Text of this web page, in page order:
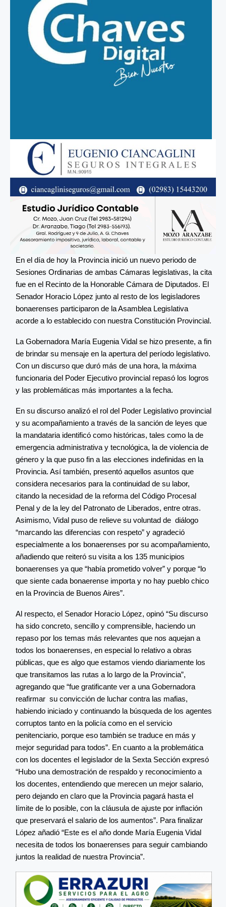
En el día de hoy la Provincia inició un nuevo periodo de
Sesiones Ordinarias de ambas Cámaras legislativas, la cita
fue en el Recinto de la Honorable Cámara de Diputados. El
Senador Horacio López junto al resto de los legisladores
bonaerenses participaron de la Asamblea Legislativa
acorde a lo establecido con nuestra Constitución Provincial.
La Gobernadora María Eugenia Vidal se hizo presente, a fin
de brindar su mensaje en la apertura del período legislativo.
Con un discurso que duró más de una hora, la máxima
funcionaria del Poder Ejecutivo provincial repasó los logros
y las problemáticas más importantes a la fecha.
En su discurso analizó el rol del Poder Legislativo provincial
y su acompañamiento a través de la sanción de leyes que
la mandataria identificó como históricas, tales como la de
emergencia administrativa y tecnológica, la de violencia de
género y la que puso fin a las elecciones indefinidas en la
Provincia. Así también, presentó aquellos asuntos que
considera necesarios para la continuidad de su labor,
citando la necesidad de la reforma del Código Procesal
Penal y de la ley del Patronato de Liberados, entre otras.
Asimismo, Vidal puso de relieve su voluntad de diálogo
“marcando las diferencias con respeto” y agradeció
especialmente a los bonaerenses por su acompañamiento,
añadiendo que reiteró su visita a los 135 municipios
bonaerenses ya que “había prometido volver” y porque “lo
que siente cada bonaerense importa y no hay pueblo chico
en la Provincia de Buenos Aires”.
Al respecto, el Senador Horacio López, opinó “Su discurso
ha sido concreto, sencillo y comprensible, haciendo un
repaso por los temas más relevantes que nos aquejan a
todos los bonaerenses, en especial lo relativo a obras
públicas, que es algo que estamos viendo diariamente los
que transitamos las rutas a lo largo de la Provincia”,
agregando que “fue gratificante ver a una Gobernadora
reafirmar su convicción de luchar contra las mafias,
habiendo iniciado y continuando la búsqueda de los agentes
corruptos tanto en la policía como en el servicio
penitenciario, porque eso también se traduce en más y
mejor seguridad para todos”. En cuanto a la problemática
con los docentes el legislador de la Sexta Sección expresó
“Hubo una demostración de respaldo y reconocimiento a
los docentes, entendiendo que merecen un mejor salario,
pero dejando en claro que la Provincia pagará hasta el
límite de lo posible, con la cláusula de ajuste por inflación
que preservará el salario de los aumentos”. Para finalizar
López añadió “Este es el año donde María Eugenia Vidal
necesita de todos los bonaerenses para seguir cambiando
juntos la realidad de nuestra Provincia”.